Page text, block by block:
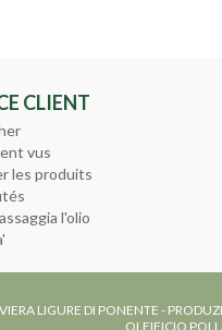
CLIENT
vus
les produits
l'olio
LIGURE DI PONENTE -
OLEIFICIO